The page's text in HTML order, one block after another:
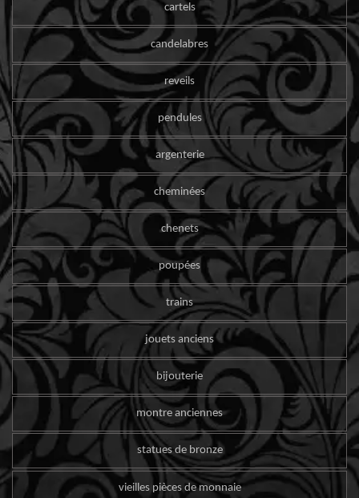
cartels
candelabres
reveils
pendules
argenterie
cheminées
chenets
poupées
trains
jouets anciens
bijouterie
montre anciennes
statues de bronze
vieilles pièces de monnaie